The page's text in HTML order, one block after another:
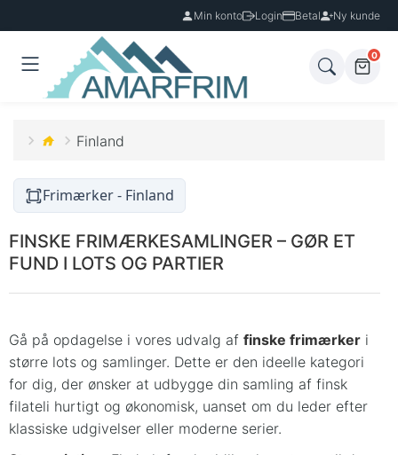
Min konto Login Betal Ny kunde
0
Finland
Frimærker - Finland
FINSKE FRIMÆRKESAMLINGER – GØR ET
FUND I LOTS OG PARTIER
Gå på opdagelse i vores udvalg af finske frimærker i
større lots og samlinger. Dette er den ideelle kategori
for dig, der ønsker at udbygge din samling af finsk
filateli hurtigt og økonomisk, uanset om du leder efter
klassiske udgivelser eller moderne serier.